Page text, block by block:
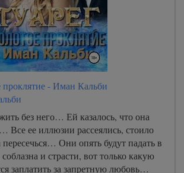
проклятие - Иман Кальби
без него… Ей казалось, что она
Все ее иллюзии рассеялись, стоило
пересечься… Они опять будут падать в
и страсти, вот только какую
заплатить за запретную любовь…